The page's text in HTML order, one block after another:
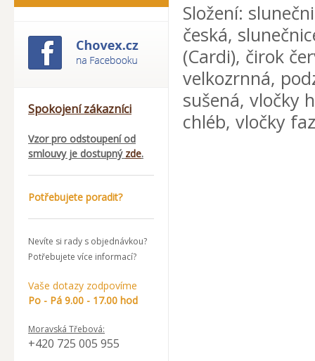
Spokojení zákazníci
Vzor pro odstoupení od
smlouvy je dostupný zde.
Potřebujete poradit?
Nevíte si rady s objednávkou?
Potřebujete více informací?
Vaše dotazy zodpovíme
Po - Pá 9.00 - 17.00 hod
Moravská Třebová:
+420 725 005 955
Složení:
česká,
(Cardi), čirok
velkozrnná,
sušená, vločky
chléb, vločky